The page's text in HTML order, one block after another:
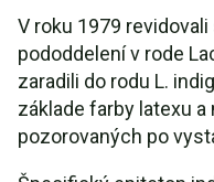
V roku 1979
pododdelení v rode
zaradili do rodu L.
základe farby latexu
pozorovaných po